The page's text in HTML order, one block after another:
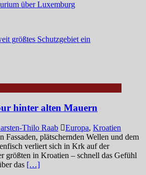
über Luxemburg
größtes Schutzgebiet ein
hinter alten Mauern
Thilo Raab Europa, Kroatien
Fassaden, plätschernden Wellen und dem
verliert sich in Krk auf der
größten in Kroatien – schnell das Gefühl
das […]